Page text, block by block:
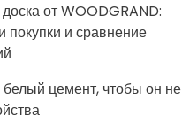
от WOODGRAND:
покупки и сравнение
белый цемент, чтобы он не